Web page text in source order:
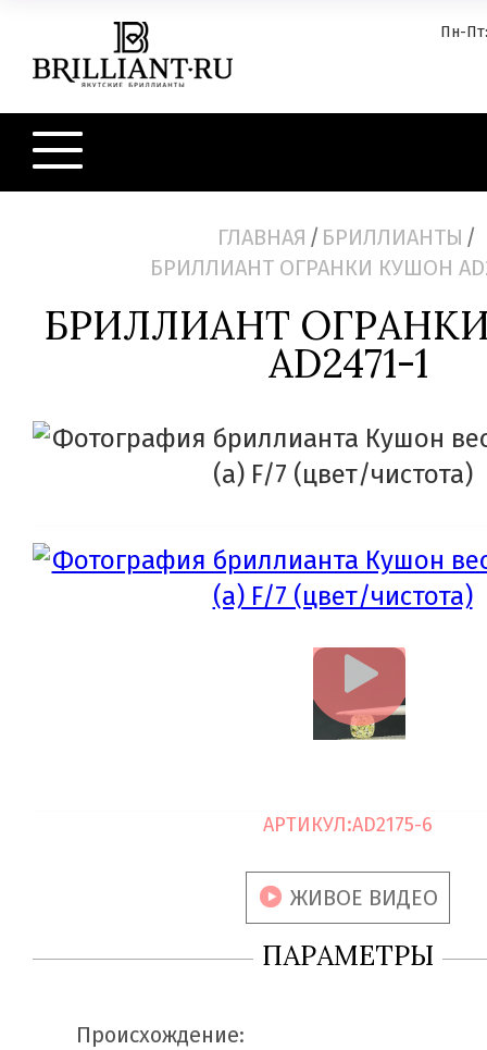
Пн-
ГЛАВНАЯ / БРИЛЛИАНТЫ /
БРИЛЛИАНТ ОГРАНКИ КУШОН
БРИЛЛИАНТ
AD2471-1
АРТИКУЛ:AD2175-6
ЖИВОЕ ВИДЕО
ПАРАМЕТРЫ
Происхождение: